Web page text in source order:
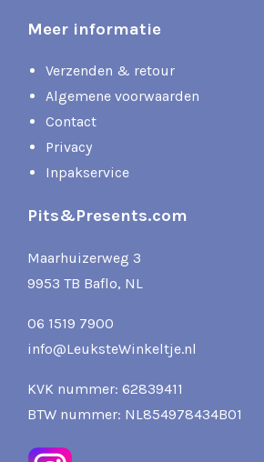
Meer informatie
Verzenden & retour
Algemene voorwaarden
Contact
Privacy
Inpakservice
Pits&Presents.com
Maarhuizerweg 3
9953 TB Baflo, NL
06 1519 7900
info@LeuksteWinkeltje.nl
KVK nummer: 62839411
BTW nummer: NL854978434B01